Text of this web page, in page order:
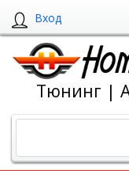
Вход
Тюнинг |